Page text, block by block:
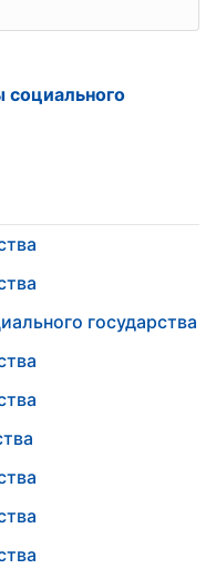
социального
государства